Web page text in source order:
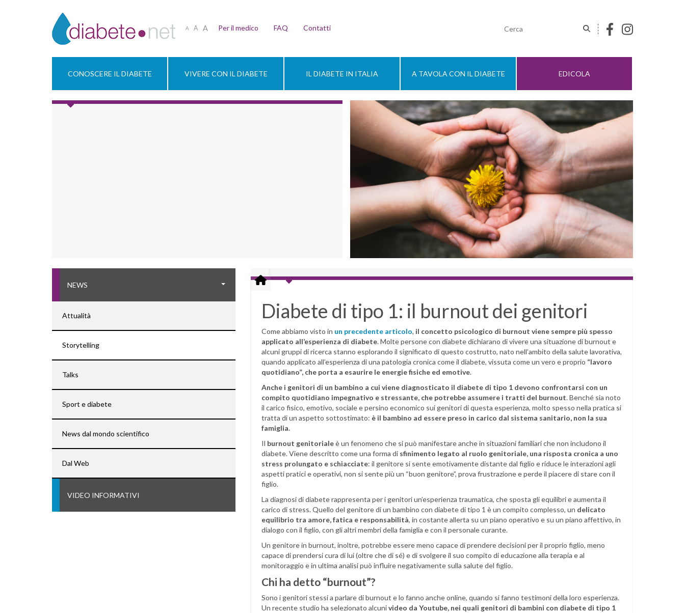
A A A Per il medico FAQ Contatti
CONOSCERE IL DIABETE VIVERE CON IL DIABETE IL DIABETE IN ITALIA A TAVOLA CON IL DIABETE EDICOLA
NEWS
Attualità
Storytelling
Talks
Sport e diabete
News dal mondo scientifico
Dal Web
VIDEO INFORMATIVI
Diabete di tipo 1: il burnout dei genitori
Come abbiamo visto in un precedente articolo, il concetto psicologico di burnout viene sempre più spesso
applicato all’esperienza di diabete. Molte persone con diabete dichiarano di vivere una situazione di burnout e
alcuni gruppi di ricerca stanno esplorando il significato di questo costrutto, nato nell’ambito della salute lavorativa,
quando applicato all’esperienza di una patologia cronica come il diabete, vissuta come un vero e proprio “lavoro
quotidiano”, che porta a esaurire le energie fisiche ed emotive.
Anche i genitori di un bambino a cui viene diagnosticato il diabete di tipo 1 devono confrontarsi con un
compito quotidiano impegnativo e stressante, che potrebbe assumere i tratti del burnout. Benché sia noto
il carico fisico, emotivo, sociale e persino economico sui genitori di questa esperienza, molto spesso nella pratica si
tratta di un aspetto sottostimato: è il bambino ad essere preso in carico dal sistema sanitario, non la sua
famiglia.
Il burnout genitorialeè un fenomeno che si può manifestare anche in situazioni familiari che non includono il
diabete. Viene descritto come una forma di sfinimento legato al ruolo genitoriale, una risposta cronica a uno
stress prolungato e schiacciate: il genitore si sente emotivamente distante dal figlio e riduce le interazioni agli
aspetti pratici e operativi, non si sente più un “buon genitore”, prova frustrazione e perde il piacere di stare con il
figlio.
La diagnosi di diabete rappresenta per i genitori un’esperienza traumatica, che sposta gli equilibri e aumenta il
carico di stress. Quello del genitore di un bambino con diabete di tipo 1 è un compito complesso, un delicato
equilibrio tra amore, fatica e responsabilità, in costante allerta su un piano operativo e su un piano affettivo, in
dialogo con il figlio, con gli altri membri della famiglia e con il personale curante.
Un genitore in burnout, inoltre, potrebbe essere meno capace di prendere decisioni per il proprio figlio, meno
capace di prendersi cura di lui (oltre che di sé) e di svolgere il suo compito di educazione alla terapia e al
monitoraggio e in ultima analisi può influire negativamente sulla salute del figlio.
Chi ha detto “burnout”?
Sono i genitori stessi a parlare di burnout e lo fanno anche online, quando si fanno testimoni della loro esperienza.
Un recente studio ha selezionato alcunivideo da Youtube, nei quali genitori di bambini con diabete di tipo 1